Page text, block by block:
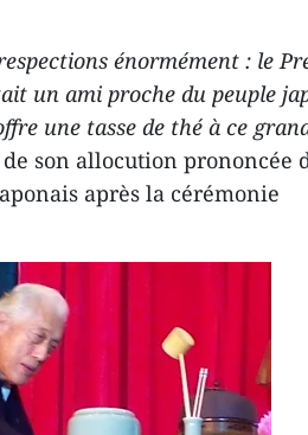
énormément : le
un ami proche du peuple
une tasse de thé à ce
son allocution prononcée
après la cérémonie